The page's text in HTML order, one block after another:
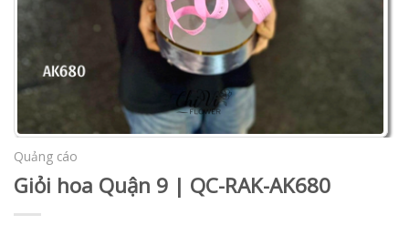
Quảng cáo
Giỏi hoa Quận 9 | QC-RAK-AK680